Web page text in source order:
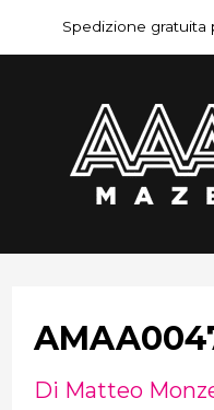
al
contenuto
Spedizione gratuita
Di Matteo
Navigazione
articoli